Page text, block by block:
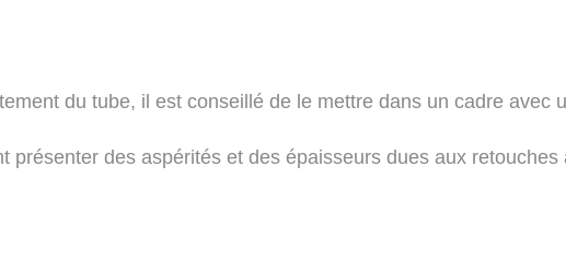
du tube, il est conseillé de le mettre dans un cadre avec
présenter des aspérités et des épaisseurs dues aux